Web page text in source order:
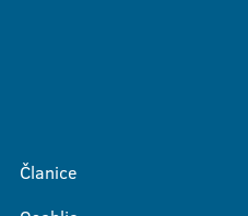
Članice